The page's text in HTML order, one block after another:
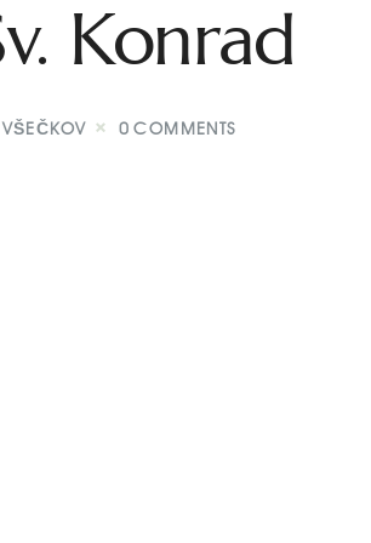
Konrad
VŠEČKOV 0 COMMENTS